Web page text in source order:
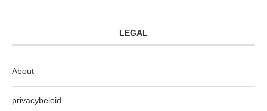
LEGAL
About
privacybeleid